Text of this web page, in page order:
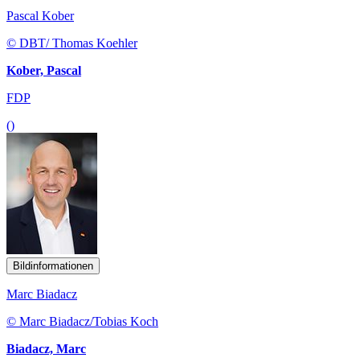
Pascal Kober
© DBT/ Thomas Koehler
Kober, Pascal
FDP
()
Bildinformationen
Marc Biadacz
© Marc Biadacz/Tobias Koch
Biadacz, Marc